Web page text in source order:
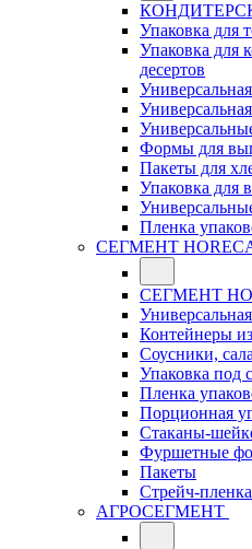
Упаковка для
Упаковка для
десертов
Формы для
Пакеты для
Упаковка для
Пленка
СЕГМЕНТ
СЕГМЕНТ
Контейнеры
Соусники,
Упаковка под
Пленка
Порционная
Стаканы-
Фуршетные
Пакеты
Стрейч-
АГРОСЕГМЕНТ